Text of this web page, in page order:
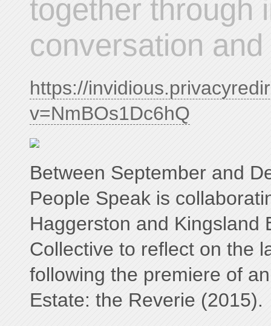
together through
conversation
https://
v=NmBOs1Dc6hQ
Between September and
People Speak is
Haggerston and Kingsland
Collective to reflect on the
following the premiere of
Estate: the Reverie (2015).